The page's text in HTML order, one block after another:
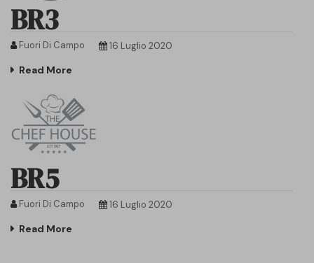
BR3
Fuori Di Campo 16 Luglio 2020
Read More
BR5
Fuori Di Campo 16 Luglio 2020
Read More